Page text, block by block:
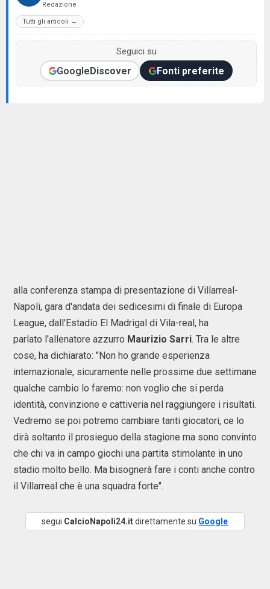
Redazione
Tutti gli articoli →
Seguici su
GoogleDiscover Fonti preferite
alla conferenza stampa di presentazione di Villarreal-
Napoli, gara d'andata dei sedicesimi di finale di Europa
League, dall'Estadio El Madrigal di Vila-real, ha
parlato l'allenatore azzurro Maurizio Sarri. Tra le altre
cose, ha dichiarato: "Non ho grande esperienza
internazionale, sicuramente nelle prossime due settimane
qualche cambio lo faremo: non voglio che si perda
identità, convinzione e cattiveria nel raggiungere i risultati.
Vedremo se poi potremo cambiare tanti giocatori, ce lo
dirà soltanto il prosieguo della stagione ma sono convinto
che chi va in campo giochi una partita stimolante in uno
stadio molto bello. Ma bisognerà fare i conti anche contro
il Villarreal che è una squadra forte".
segui CalcioNapoli24.itdirettamente su Google